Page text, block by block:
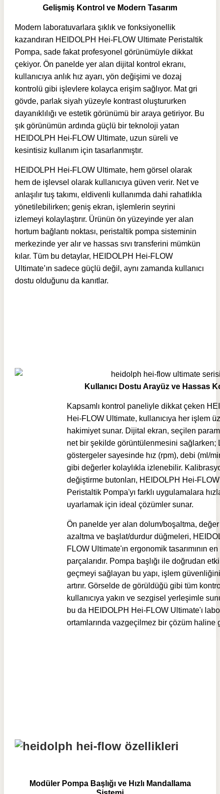
Gelişmiş Kontrol ve Modern Tasarım
Modern laboratuvarlara şıklık ve fonksiyonellik
kazandıran HEIDOLPH Hei-FLOW Ultimate Peristaltik
Pompa, sade fakat profesyonel görünümüyle dikkat
çekiyor. Ön panelde yer alan dijital kontrol ekranı,
kullanıcıya anlık hız ayarı, yön değişimi ve dozaj
kontrolü gibi işlevlere kolayca erişim sağlıyor. Mat gri
gövde, parlak siyah yüzeyle kontrast oluştururken
dayanıklılığı ve estetik görünümü bir araya getiriyor. Bu
şık görünümün ardında güçlü bir teknoloji yatan
HEIDOLPH Hei-FLOW Ultimate, uzun süreli ve
kesintisiz kullanım için tasarlanmıştır.
HEIDOLPH Hei-FLOW Ultimate, hem görsel olarak
hem de işlevsel olarak kullanıcıya güven verir. Net ve
anlaşılır tuş takımı, eldivenli kullanımda dahi rahatlıkla
yönetilebilirken; geniş ekran, işlemlerin seyrini
izlemeyi kolaylaştırır. Ürünün ön yüzeyinde yer alan
hortum bağlantı noktası, peristaltik pompa sisteminin
merkezinde yer alır ve hassas sıvı transferini mümkün
kılar. Tüm bu detaylar, HEIDOLPH Hei-FLOW
Ultimate’ın sadece güçlü değil, aynı zamanda kullanıcı
dostu olduğunu da kanıtlar.
Kullanıcı Dostu Arayüz ve Hassas
Kapsamlı kontrol paneliyle dikkat çeken
Hei-FLOW Ultimate, kullanıcıya her işlem
hakimiyet sunar. Dijital ekran, seçilen
net bir şekilde görüntülenmesini sağlarken;
göstergeler sayesinde hız (rpm), debi (ml/
gibi değerler kolaylıkla izlenebilir.
değiştirme butonları, HEIDOLPH Hei-
Peristaltik Pompa'yı farklı uygulamalara
uyarlamak için ideal çözümler sunar.
Ön panelde yer alan dolum/boşaltma, değer
azaltma ve başlat/durdur düğmeleri,
FLOW Ultimate'ın ergonomik tasarımının
parçalarıdır. Pompa başlığı ile doğrudan
geçmeyi sağlayan bu yapı, işlem güvenliğini
artırır. Görselde de görüldüğü gibi tüm
kullanıcıya yakın ve sezgisel yerleşimle
bu da HEIDOLPH Hei-FLOW Ultimate'ı
ortamlarında vazgeçilmez bir çözüm haline
Modüler Pompa Başlığı ve Hızlı Mandallama